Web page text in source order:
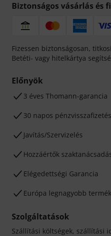
Biztonságos vásárlás és
Fizessen biztonságosan,
Betéti- vagy hitelkártya
Előnyök
3 éves Thomann-garancia
30 napos
Javítás/Szervizelés
Hozzáértők
Elégedettségi Garancia
Európa legnagyobb
Szolgáltatások
Szállítási költségek, szállítási